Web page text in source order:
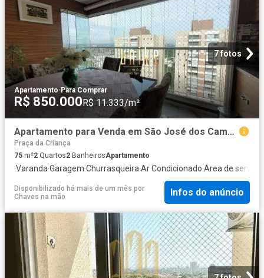
7 fotos
Apartamento·Para Comprar
R$ 850.000 R$ 11.333/m²
Apartamento para Venda em São José dos Campos/SP Jardim das Indústrias 2 Quartos
Praça da Criança
75 m²2 Quartos2 BanheirosApartamento
·Varanda·Garagem·Churrasqueira·Ar Condicionado·Área de serviço
Disponibilizado há mais de um mês por
Chaves na mão
Infos do anúncio